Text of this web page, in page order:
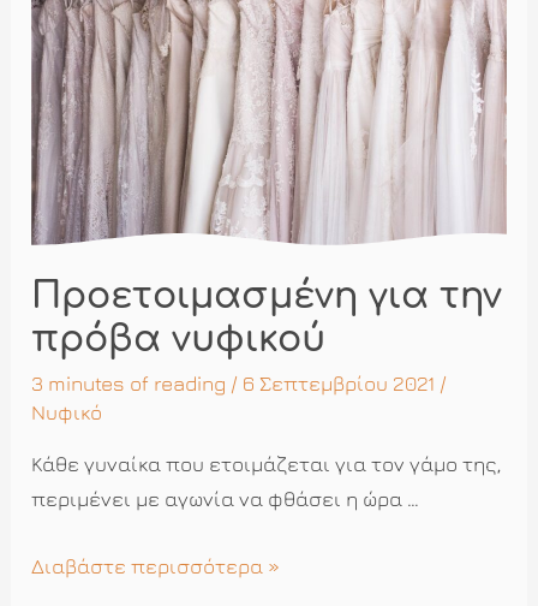
κανόνες
Προετοιμασμένη για την
πρόβα νυφικού
3 minutes of reading / 6 Σεπτεμβρίου 2021 /
Νυφικό
Κάθε γυναίκα που ετοιμάζεται για τον γάμο της,
περιμένει με αγωνία να φθάσει η ώρα …
Προετοιμασμένη
Διαβάστε περισσότερα »